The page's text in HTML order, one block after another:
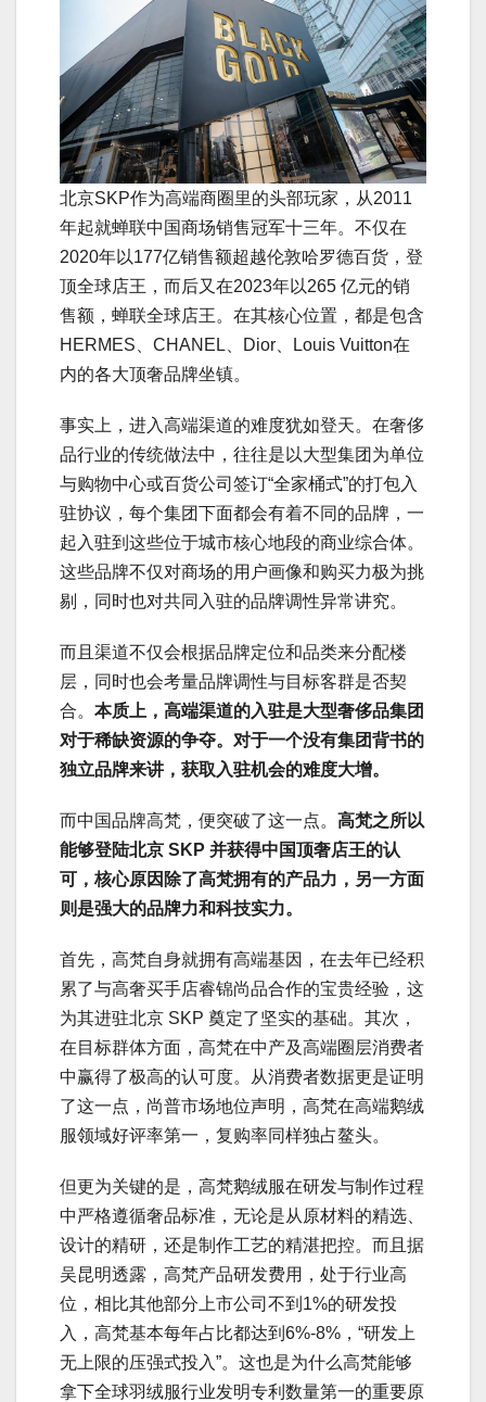
北京SKP作为高端商圈里的头部玩家，从2011
年起就蝉联中国商场销售冠军十三年。不仅在
2020年以177亿销售额超越伦敦哈罗德百货，登
顶全球店王，而后又在2023年以265 亿元的销
售额，蝉联全球店王。在其核心位置，都是包含
HERMES、CHANEL、Dior、Louis Vuitton在
内的各大顶奢品牌坐镇。
事实上，进入高端渠道的难度犹如登天。在奢侈
品行业的传统做法中，往往是以大型集团为单位
与购物中心或百货公司签订“全家桶式”的打包入
驻协议，每个集团下面都会有着不同的品牌，一
起入驻到这些位于城市核心地段的商业综合体。
这些品牌不仅对商场的用户画像和购买力极为挑
剔，同时也对共同入驻的品牌调性异常讲究。
而且渠道不仅会根据品牌定位和品类来分配楼
层，同时也会考量品牌调性与目标客群是否契
合。 本质上，高端渠道的入驻是大型奢侈品集团
对于稀缺资源的争夺。对于一个没有集团背书的
独立品牌来讲，获取入驻机会的难度大增。
而中国品牌高梵，便突破了这一点。 高梵之所以
能够登陆北京 SKP 并获得中国顶奢店王的认
可，核心原因除了高梵拥有的产品力，另一方面
则是强大的品牌力和科技实力。
首先，高梵自身就拥有高端基因，在去年已经积
累了与高奢买手店睿锦尚品合作的宝贵经验，这
为其进驻北京 SKP 奠定了坚实的基础。其次，
在目标群体方面，高梵在中产及高端圈层消费者
中赢得了极高的认可度。从消费者数据更是证明
了这一点，尚普市场地位声明，高梵在高端鹅绒
服领域好评率第一，复购率同样独占鳌头。
但更为关键的是，高梵鹅绒服在研发与制作过程
中严格遵循奢品标准，无论是从原材料的精选、
设计的精研，还是制作工艺的精湛把控。而且据
吴昆明透露，高梵产品研发费用，处于行业高
位，相比其他部分上市公司不到1%的研发投
入，高梵基本每年占比都达到6%-8%，“研发上
无上限的压强式投入”。这也是为什么高梵能够
拿下全球羽绒服行业发明专利数量第一的重要原